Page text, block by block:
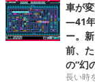
車が
―41年
ー。
前、
の“幻
長い時